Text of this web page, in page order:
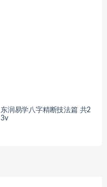
东润易学八字精断技法篇 共2
3v